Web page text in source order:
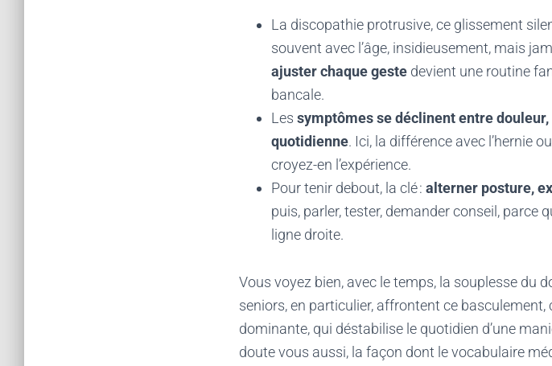
La discopathie protrusive, ce glissement
souvent avec l’âge, insidieusement, mais
ajuster chaque geste devient une routine
bancale.
Les symptômes se déclinent entre
quotidienne. Ici, la différence avec l’hernie
croyez-en l’expérience.
Pour tenir debout, la clé : alterner posture,
puis, parler, tester, demander conseil, parce
ligne droite.
Vous voyez bien, avec le temps, la souplesse du
seniors, en particulier, affrontent ce basculement,
dominante, qui déstabilise le quotidien d’une
doute vous aussi, la façon dont le vocabulaire